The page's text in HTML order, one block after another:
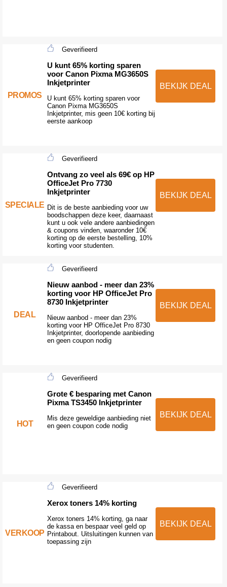
PROMOS
Geverifieerd
U kunt 65% korting sparen
voor Canon Pixma MG3650S
Inkjetprinter
U kunt 65% korting sparen voor
Canon Pixma MG3650S
Inkjetprinter, mis geen 10€ korting bij
eerste aankoop
BEKIJK DEAL
SPECIALE
Geverifieerd
Ontvang zo veel als 69€ op HP
OfficeJet Pro 7730
Inkjetprinter
Dit is de beste aanbieding voor uw
boodschappen deze keer, daarnaast
kunt u ook vele andere aanbiedingen
& coupons vinden, waaronder 10€
korting op de eerste bestelling, 10%
korting voor studenten.
BEKIJK DEAL
DEAL
Geverifieerd
Nieuw aanbod - meer dan 23%
korting voor HP OfficeJet Pro
8730 Inkjetprinter
Nieuw aanbod - meer dan 23%
korting voor HP OfficeJet Pro 8730
Inkjetprinter, doorlopende aanbieding
en geen coupon nodig
BEKIJK DEAL
HOT
Geverifieerd
Grote € besparing met Canon
Pixma TS3450 Inkjetprinter
Mis deze geweldige aanbieding niet
en geen coupon code nodig
BEKIJK DEAL
VERKOOP
Geverifieerd
Xerox toners 14% korting
Xerox toners 14% korting, ga naar
de kassa en bespaar veel geld op
Printabout. Uitsluitingen kunnen van
toepassing zijn
BEKIJK DEAL